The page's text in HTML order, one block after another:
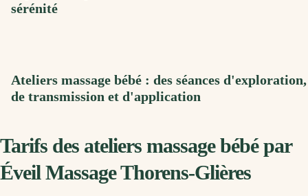
sérénité
Ateliers massage bébé : des séances d'exploration,
de transmission et d'application
Tarifs des ateliers massage bébé par
Éveil Massage Thorens-Glières